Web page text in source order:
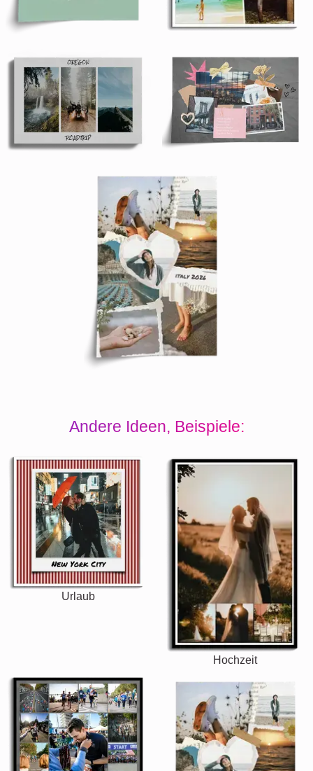
Andere Ideen, Beispiele:
Urlaub
Hochzeit